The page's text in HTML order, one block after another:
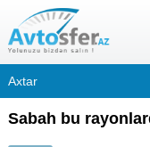
Sabah bu